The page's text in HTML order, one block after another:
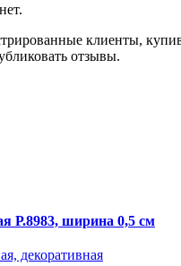
клиенты,
отзывы.
Р.8983, ширина 0,5 см
декоративная